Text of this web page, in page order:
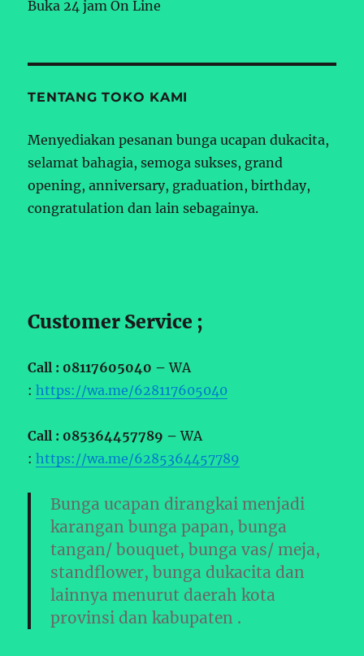
Buka 24 jam On Line
TENTANG TOKO KAMI
Menyediakan pesanan bunga ucapan dukacita,
selamat bahagia, semoga sukses, grand
opening, anniversary, graduation, birthday,
congratulation dan lain sebagainya.
Customer Service ;
Call : 08117605040 –WA
:https://wa.me/628117605040
Call : 085364457789 –WA
:https://wa.me/6285364457789
Bunga ucapan dirangkai menjadi
karangan bunga papan, bunga
tangan/ bouquet, bunga vas/ meja,
standflower, bunga dukacita dan
lainnya menurut daerah kota
provinsi dan kabupaten .